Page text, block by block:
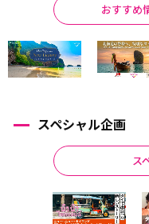
おすすめ
スペシャル企画
ス